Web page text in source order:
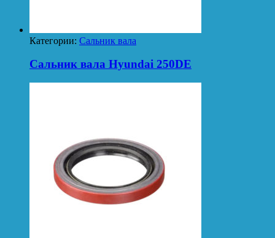
Категории: Сальник вала
Сальник вала Hyundai 250DE